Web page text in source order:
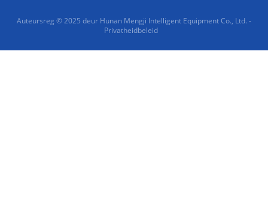
Auteursreg © 2025 deur Hunan Mengji Intelligent Equipment Co., Ltd. -
Privatheidbeleid